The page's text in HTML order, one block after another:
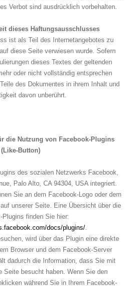
Verbot sind ausdrücklich vorbehalten.
dieses Haftungsausschlusses
ist als Teil des Internetangebotes zu
diese Seite verwiesen wurde. Sofern
dieses Textes der geltenden
oder nicht vollständig entsprechen
des Dokumentes in ihrem Inhalt und
davon unberührt.
die Nutzung von Facebook-Plugins
(Like-Button)
des sozialen Netzwerks Facebook,
Palo Alto, CA 94304, USA integriert.
Sie an dem Facebook-Logo oder dem
unserer Seite. Eine Übersicht über die
Plugins finden Sie hier:
docs/plugins/
wird über das Plugin eine direkte
Browser und dem Facebook-Server
dadurch die Information, dass Sie mit
Seite besucht haben. Wenn Sie den
während Sie in Ihrem Facebook-